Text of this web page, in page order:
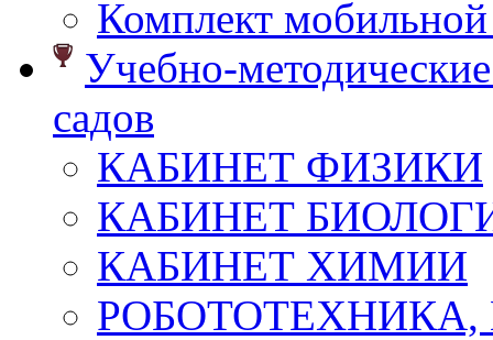
Комплект
Учебно-
садов
КАБИНЕТ ФИЗИКИ
КАБИНЕТ
КАБИНЕТ ХИМИИ